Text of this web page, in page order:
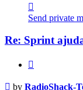
RadioShack-
Team
Send private
Re: Sprint
Post
by RadioShack-